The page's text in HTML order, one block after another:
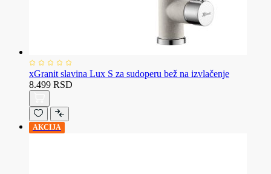
xGranit slavina Lux S za sudoperu bež na izvlačenje
8.499 RSD
AKCIJA